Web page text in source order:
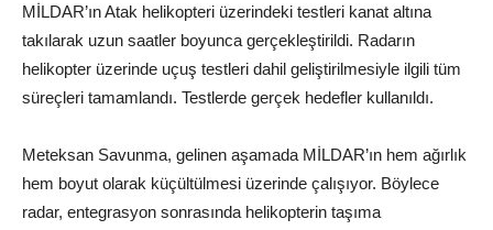
MİLDAR’ın Atak helikopteri üzerindeki testleri kanat altına
takılarak uzun saatler boyunca gerçekleştirildi. Radarın
helikopter üzerinde uçuş testleri dahil geliştirilmesiyle ilgili tüm
süreçleri tamamlandı. Testlerde gerçek hedefler kullanıldı.
Meteksan Savunma, gelinen aşamada MİLDAR’ın hem ağırlık
hem boyut olarak küçültülmesi üzerinde çalışıyor. Böylece
radar, entegrasyon sonrasında helikopterin taşıma